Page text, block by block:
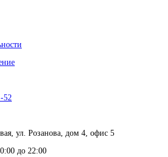
52
ул. Розанова, дом 4, офис 5
до 22:00